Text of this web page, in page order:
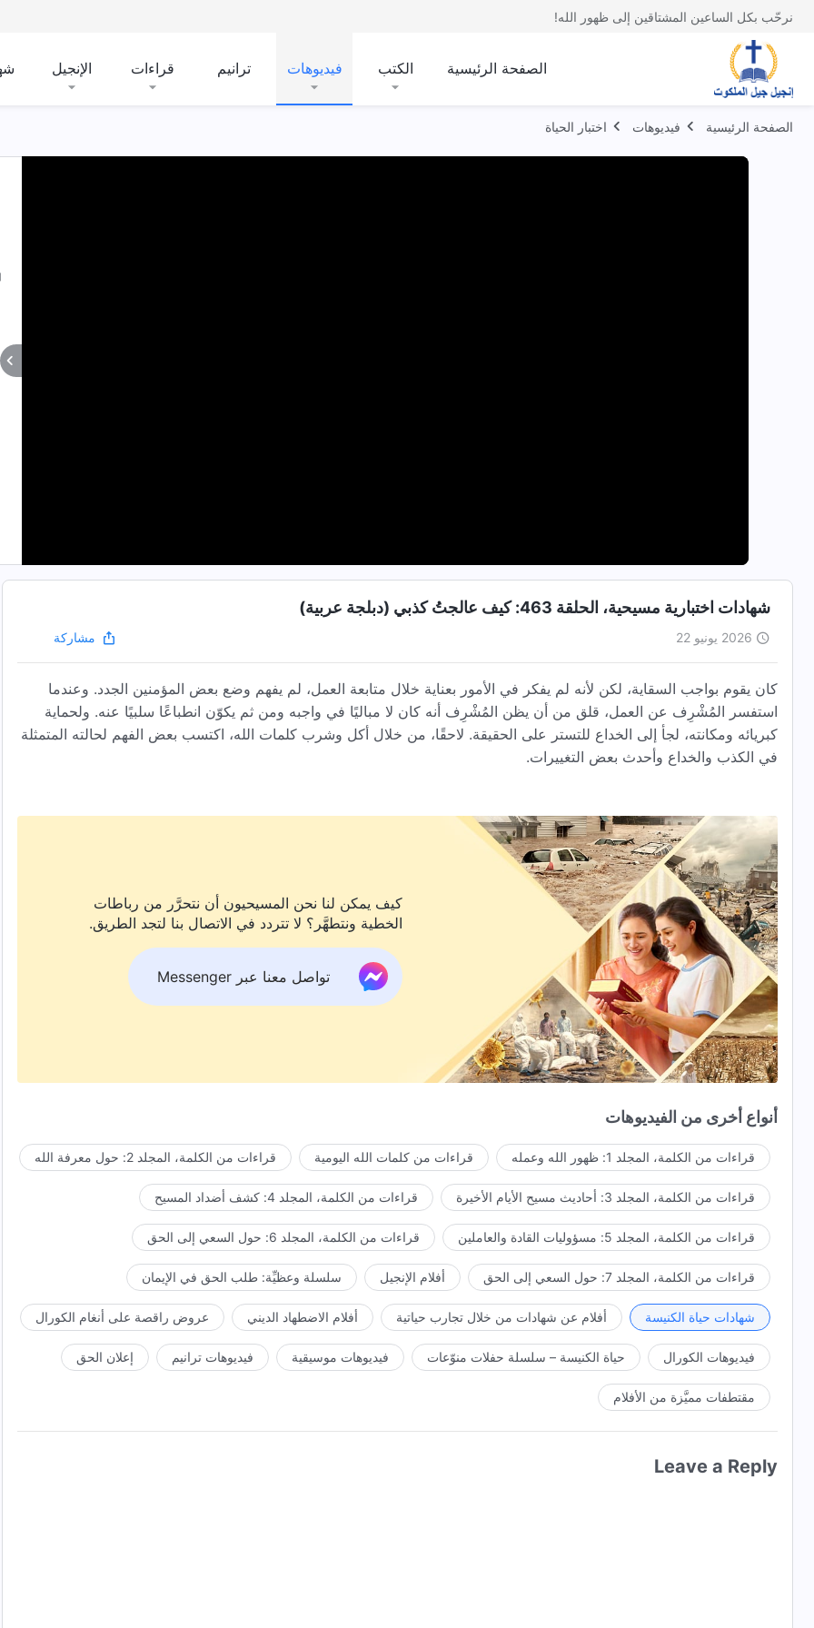
نرحّب بكل الساعين المشتاقين إلى ظهور الله!
الصفحة الرئيسية الكتب فيديوهات ترانيم قراءات الإنجيل
الصفحة الرئيسية فيديوهات اختبار الحياة
شهادات اختبارية مسيحية، الحلقة 463: كيف عالجتُ كذبي (دبلجة عربية)
2026 يونيو 22 مشاركة
كان يقوم بواجب السقاية، لكن لأنه لم يفكر في الأمور بعناية خلال متابعة العمل، لم يفهم وضع بعض المؤمنين الجدد. وعندما
استفسر المُشْرِف عن العمل، قلق من أن يظن المُشْرِف أنه كان لا مباليًا في واجبه ومن ثم يكوّن انطباعًا سلبيًا عنه. ولحماية
كبريائه ومكانته، لجأ إلى الخداع للتستر على الحقيقة. لاحقًا، من خلال أكل وشرب كلمات الله، اكتسب بعض الفهم لحالته المتمثلة
في الكذب والخداع وأحدث بعض التغييرات.
كيف يمكن لنا نحن المسيحيون أن نتحرَّر من رباطات
الخطية ونتطهَّر؟ لا تتردد في الاتصال بنا لتجد الطريق.
تواصل معنا عبر Messenger
أنواع أخرى من الفيديوهات
قراءات من الكلمة، المجلد 1: ظهور الله وعمله قراءات من كلمات الله اليومية قراءات من الكلمة، المجلد 2: حول معرفة الله
قراءات من الكلمة، المجلد 3: أحاديث مسيح الأيام الأخيرة قراءات من الكلمة، المجلد 4: كشف أضداد المسيح
قراءات من الكلمة، المجلد 5: مسؤوليات القادة والعاملين قراءات من الكلمة، المجلد 6: حول السعي إلى الحق
قراءات من الكلمة، المجلد 7: حول السعي إلى الحق أفلام الإنجيل سلسلة وعظيِّة: طلب الحق في الإيمان
شهادات حياة الكنيسة أفلام عن شهادات من خلال تجارب حياتية أفلام الاضطهاد الديني عروض راقصة على أنغام الكورال
فيديوهات الكورال حياة الكنيسة – سلسلة حفلات منوّعات فيديوهات موسيقية فيديوهات ترانيم إعلان الحق
مقتطفات مميَّزة من الأفلام
Leave a Reply